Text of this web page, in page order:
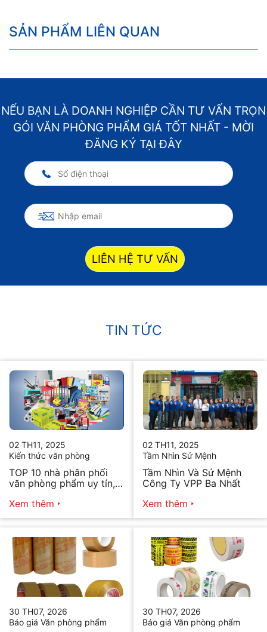
SẢN PHẨM LIÊN QUAN
NẾU BẠN LÀ DOANH NGHIỆP CẦN TƯ VẤN TRỌN
GÓI VĂN PHÒNG PHẨM GIÁ TỐT NHẤT - MỜI
ĐĂNG KÝ TẠI ĐÂY
LIÊN HỆ TƯ VẤN
TIN TỨC
02 TH11, 2025
Kiến thức văn phòng
TOP 10 nhà phân phối
văn phòng phẩm uy tín,
Xem thêm
02 TH11, 2025
Tầm Nhìn Sứ Mệnh
Tầm Nhìn Và Sứ Mệnh
Công Ty VPP Ba Nhất
Xem thêm
30 TH07, 2026
Báo giá Văn phòng phẩm
30 TH07, 2026
Báo giá Văn phòng phẩm